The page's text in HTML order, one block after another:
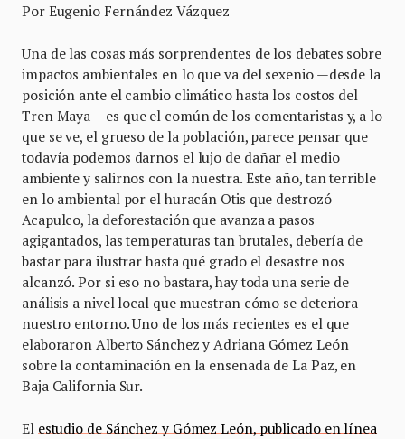
Por Eugenio Fernández Vázquez
Una de las cosas más sorprendentes de los debates sobre
impactos ambientales en lo que va del sexenio —desde la
posición ante el cambio climático hasta los costos del
Tren Maya— es que el común de los comentaristas y, a lo
que se ve, el grueso de la población, parece pensar que
todavía podemos darnos el lujo de dañar el medio
ambiente y salirnos con la nuestra. Este año, tan terrible
en lo ambiental por el huracán Otis que destrozó
Acapulco, la deforestación que avanza a pasos
agigantados, las temperaturas tan brutales, debería de
bastar para ilustrar hasta qué grado el desastre nos
alcanzó. Por si eso no bastara, hay toda una serie de
análisis a nivel local que muestran cómo se deteriora
nuestro entorno. Uno de los más recientes es el que
elaboraron Alberto Sánchez y Adriana Gómez León
sobre la contaminación en la ensenada de La Paz, en
Baja California Sur.
El estudio de Sánchez y Gómez León, publicado en línea